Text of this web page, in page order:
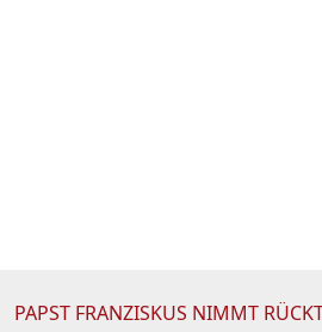
PAPST FRANZISKUS NIMMT